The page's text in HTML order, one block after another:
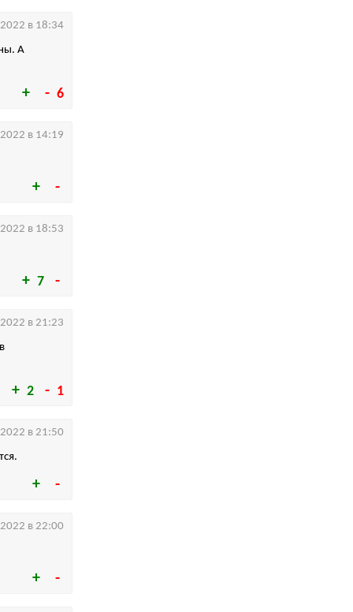
6
А
в 18:34
в 14:19
7
в 18:53
2 1
в 21:23
в 21:50
в 22:00